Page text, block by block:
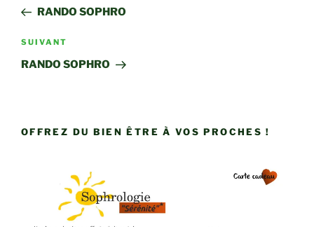
l’article
précédent
RANDO SOPHRO
Article
suivant
SUIVANT
RANDO SOPHRO
OFFREZ DU BIEN ÊTRE À VOS PROCHES !